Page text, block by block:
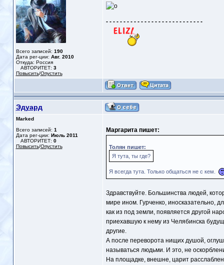
Всего записей: 190
Дата рег-ции: Авг. 2010
Откуда: Россия
АВТОРИТЕТ: 3
Повысить/Опустить
- - - - - - - - - - - - - - - - - - - - - - - - - - - -
Эдуард
Marked
Всего записей: 1
Дата рег-ции: Июль 2011
АВТОРИТЕТ: 0
Повысить/Опустить
Маргарита пишет:
Толян пишет:
Я тута, ты где?
Я всегда тута. Только общаться не с кем.
Здравствуйте. Большинства людей,
мире ином. Гурченко, иносказательно,
как из под земли, появляется другой
приехавшую к нему из Челябинска
другие.
А после переворота нищих душой,
называться людьми. И это, не
На площадке, внешне, царит